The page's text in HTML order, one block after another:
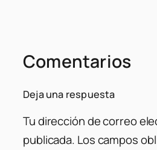
Comentarios
Deja una respuesta
Tu dirección de correo
publicada. Los campos